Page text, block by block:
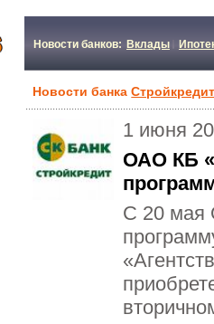
Новости банков: Вклады
Новости банка
1 июня
ОАО КБ
С 20 мая